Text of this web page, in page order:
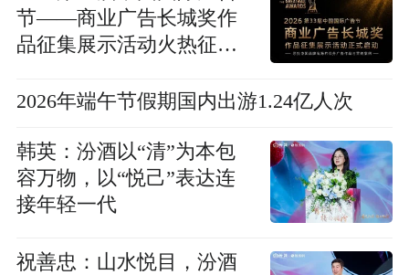
节——商业广告长城奖作
品征集展示活动火热征集
2026年端午节假期国内出游1.24亿人次
韩英：汾酒以“清”为本包
容万物，以“悦己”表达连
接年轻一代
祝善忠：山水悦目，汾酒